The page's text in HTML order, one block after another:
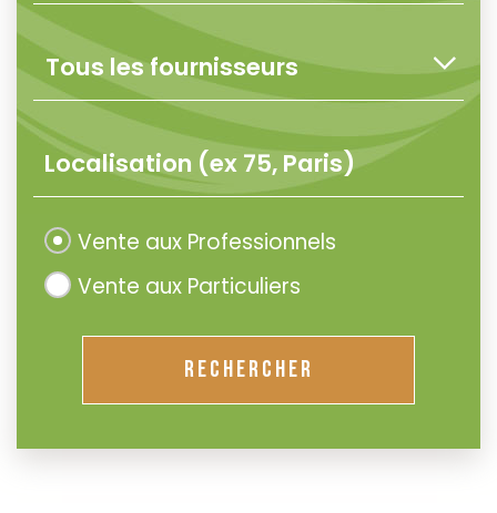
Vente aux Professionnels
Vente aux Particuliers
RECHERCHER